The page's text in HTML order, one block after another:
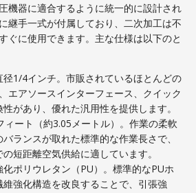
機器に適合するように統一的に設計され
継手一式が付属しており、二次加工は不
ぐに使用できます。主な仕様は以下のと
径1/4インチ。市販されているほとんどの
エアソースインターフェース、クイック
があり、優れた汎用性を提供します。
ィート（約3.05メートル）。作業の柔軟
ランスが取れた標準的な作業長さで、
短距離空気供給に適しています。
ポリウレタン（PU）。標準的なPUホ
強化構造を改良することで、引張強